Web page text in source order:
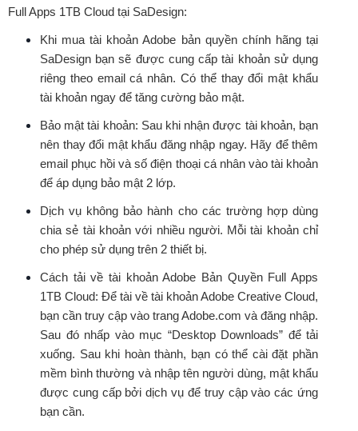
Full Apps 1TB Cloud tại SaDesign:
Khi mua tài khoản Adobe bản quyền chính hãng tại
SaDesign bạn sẽ được cung cấp tài khoản sử dụng
riêng theo email cá nhân. Có thể thay đổi mật khẩu
tài khoản ngay để tăng cường bảo mật.
Bảo mật tài khoản: Sau khi nhận được tài khoản, bạn
nên thay đổi mật khẩu đăng nhập ngay. Hãy để thêm
email phục hồi và số điện thoại cá nhân vào tài khoản
để áp dụng bảo mật 2 lớp.
Dịch vụ không bảo hành cho các trường hợp dùng
chia sẻ tài khoản với nhiều người. Mỗi tài khoản chỉ
cho phép sử dụng trên 2 thiết bị.
Cách tải về tài khoản Adobe Bản Quyền Full Apps
1TB Cloud: Để tài về tài khoản Adobe Creative Cloud,
bạn cần truy cập vào trang Adobe.com và đăng nhập.
Sau đó nhấp vào mục “Desktop Downloads” để tải
xuống. Sau khi hoàn thành, bạn có thể cài đặt phần
mềm bình thường và nhập tên người dùng, mật khẩu
được cung cấp bởi dịch vụ để truy cập vào các ứng
bạn cần.